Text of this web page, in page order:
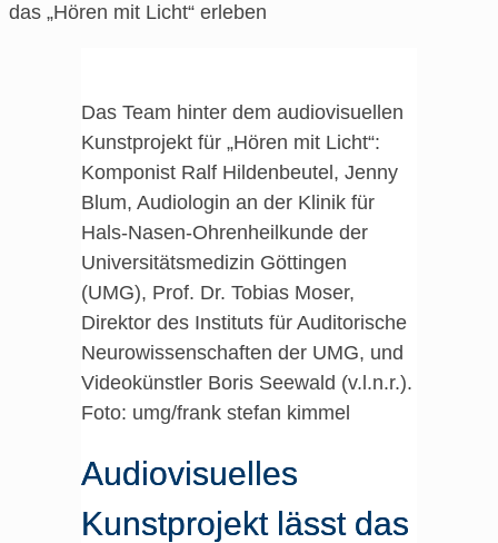
das „Hören mit Licht“ erleben
Das Team hinter dem audiovisuellen
Kunstprojekt für „Hören mit Licht“:
Komponist Ralf Hildenbeutel, Jenny
Blum, Audiologin an der Klinik für
Hals-Nasen-Ohrenheilkunde der
Universitätsmedizin Göttingen
(UMG), Prof. Dr. Tobias Moser,
Direktor des Instituts für Auditorische
Neurowissenschaften der UMG, und
Videokünstler Boris Seewald (v.l.n.r.).
Foto: umg/frank stefan kimmel
Audiovisuelles
Kunstprojekt lässt das